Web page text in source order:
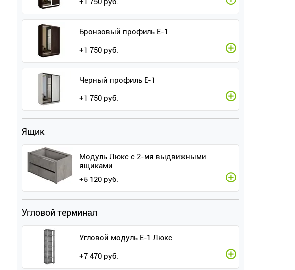
+1 750 руб.
Бронзовый профиль E-1
+1 750 руб.
Черный профиль E-1
+1 750 руб.
Ящик
Модуль Люкс с 2-мя выдвижными
ящиками
+5 120 руб.
Угловой терминал
Угловой модуль Е-1 Люкс
+7 470 руб.